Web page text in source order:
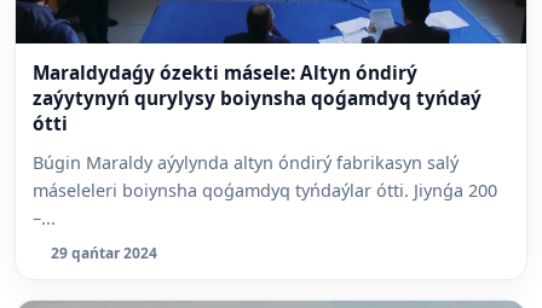
Maraldydaǵy ózekti másele: Altyn óndirý
zaýytynyń qurylysy boiynsha qoǵamdyq tyńdaý
ótti
Búgin Maraldy aýylynda altyn óndirý fabrikasyn salý
máseleleri boiynsha qoǵamdyq tyńdaýlar ótti. Jiynǵa 200
–...
29 qańtar 2024